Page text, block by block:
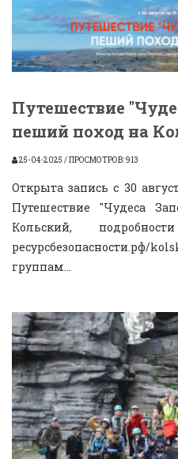
Путешествие
пеший поход на
25-04-2025 / ПРОСМОТРОВ: 913
Открыта запись с 30
Путешествие "Чудеса
Кольский,
группам...